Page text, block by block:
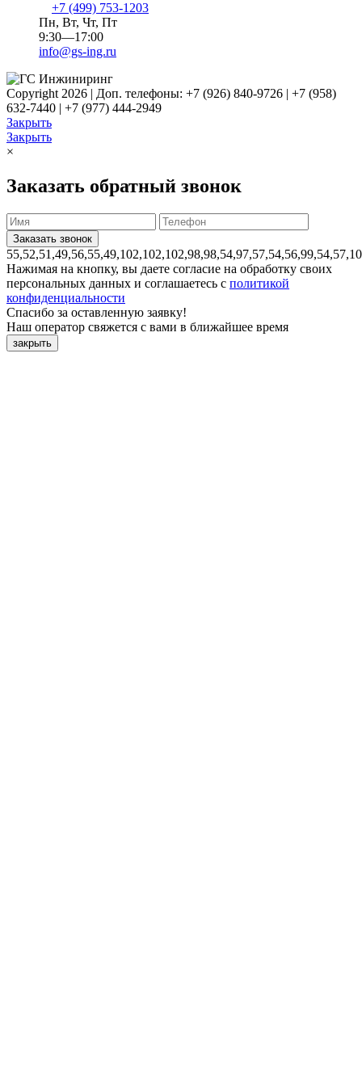
+7 (499) 753-1203
Пн, Вт, Чт, Пт
9:30—17:00
info@gs-ing.ru
Copyright 2026 | Доп. телефоны: +7 (926) 840-9726 | +7 (958)
632-7440 | +7 (977) 444-2949
Закрыть
Закрыть
×
Заказать обратный звонок
Нажимая на кнопку, вы даете согласие на обработку своих
персональных данных и соглашаетесь с политикой
конфиденциальности
Спасибо за оставленную заявку!
Наш оператор свяжется с вами в ближайшее время
закрыть